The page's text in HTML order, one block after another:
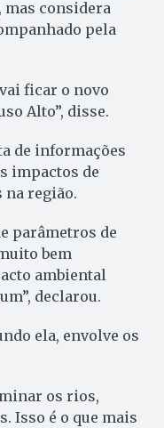
mas considera
pela
ficar o novo
Alto”, disse.
de informações
impactos de
região.
parâmetros de
bem
ambiental
declarou.
ela, envolve os
os rios,
Isso é o que mais